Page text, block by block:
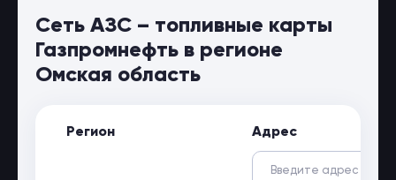
Сеть АЗС – топливные карты
Газпромнефть в регионе
Омская область
Регион Адрес